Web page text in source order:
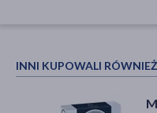
INNI KUPOWALI RÓWNIEŻ